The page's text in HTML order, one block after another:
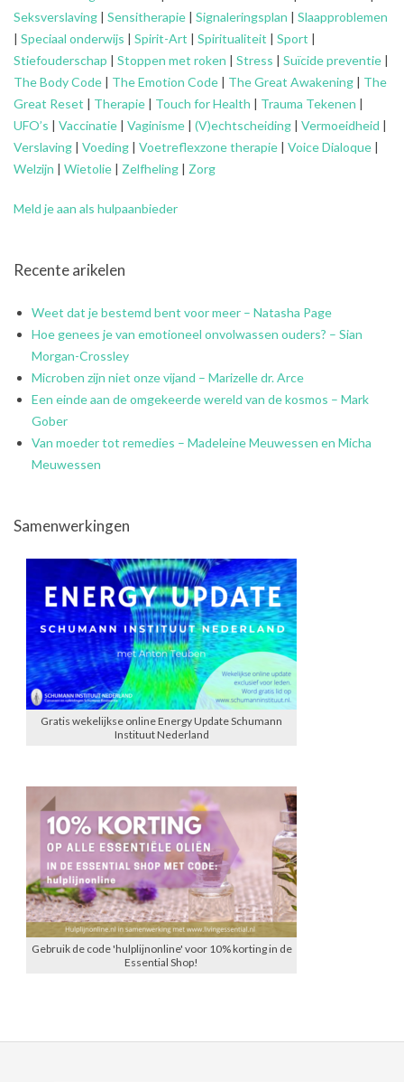
Seksverslaving | Sensitherapie | Signaleringsplan | Slaapproblemen
| Speciaal onderwijs | Spirit-Art | Spiritualiteit | Sport |
Stiefouderschap | Stoppen met roken | Stress | Suïcide preventie |
The Body Code | The Emotion Code | The Great Awakening | The
Great Reset | Therapie | Touch for Health | Trauma Tekenen |
UFO’s | Vaccinatie | Vaginisme | (V)echtscheiding | Vermoeidheid |
Verslaving | Voeding | Voetreflexzone therapie | Voice Dialoque |
Welzijn | Wietolie | Zelfheling | Zorg
Meld je aan als hulpaanbieder
Recente arikelen
Weet dat je bestemd bent voor meer – Natasha Page
Hoe genees je van emotioneel onvolwassen ouders? – Sian
Morgan-Crossley
Microben zijn niet onze vijand – Marizelle dr. Arce
Een einde aan de omgekeerde wereld van de kosmos – Mark
Gober
Van moeder tot remedies – Madeleine Meuwessen en Micha
Meuwessen
Samenwerkingen
Gratis wekelijkse online Energy Update Schumann
Instituut Nederland
Gebruik de code 'hulplijnonline' voor 10% korting in de
Essential Shop!